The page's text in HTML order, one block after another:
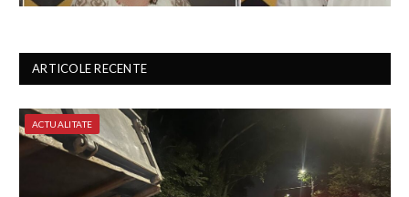
ARTICOLE RECENTE
ACTUALITATE